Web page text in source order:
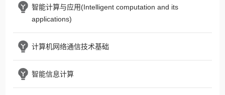
智能计算与应用(Intelligent computation and its
applications)
计算机网络通信技术基础
智能信息计算